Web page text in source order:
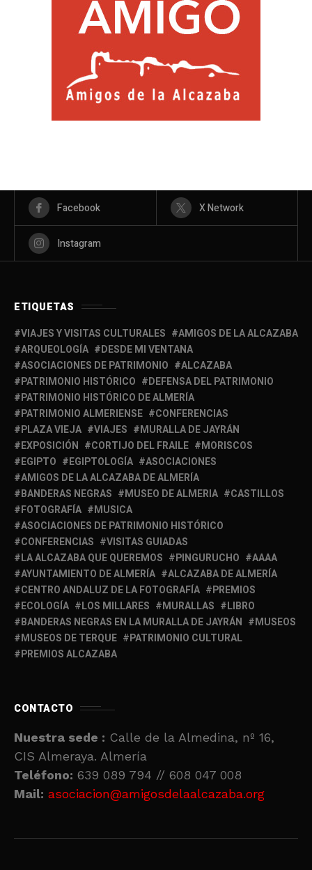
Facebook X Network
Instagram
ETIQUETAS
VIAJES Y VISITAS CULTURALES
AMIGOS DE LA ALCAZABA
ARQUEOLOGÍA
DESDE MI VENTANA
ASOCIACIONES DE PATRIMONIO
ALCAZABA
PATRIMONIO HISTÓRICO
DEFENSA DEL PATRIMONIO
PATRIMONIO HISTÓRICO DE ALMERÍA
PATRIMONIO ALMERIENSE
CONFERENCIAS
PLAZA VIEJA
VIAJES
MURALLA DE JAYRÁN
EXPOSICIÓN
CORTIJO DEL FRAILE
MORISCOS
EGIPTO
EGIPTOLOGÍA
ASOCIACIONES
AMIGOS DE LA ALCAZABA DE ALMERÍA
BANDERAS NEGRAS
MUSEO DE ALMERIA
CASTILLOS
FOTOGRAFÍA
MUSICA
ASOCIACIONES DE PATRIMONIO HISTÓRICO
CONFERENCIAS
VISITAS GUIADAS
LA ALCAZABA QUE QUEREMOS
PINGURUCHO
AAAA
AYUNTAMIENTO DE ALMERÍA
ALCAZABA DE ALMERÍA
CENTRO ANDALUZ DE LA FOTOGRAFÍA
PREMIOS
ECOLOGÍA
LOS MILLARES MURALLAS
LIBRO
BANDERAS NEGRAS EN LA MURALLA DE JAYRÁN
MUSEOS
MUSEOS DE TERQUE
PATRIMONIO CULTURAL
PREMIOS ALCAZABA
CONTACTO
Nuestra sede : Calle de la Almedina, nº 16,
CIS Almeraya. Almería
Teléfono: 639 089 794 // 608 047 008
Mail: asociacion@amigosdelaalcazaba.org